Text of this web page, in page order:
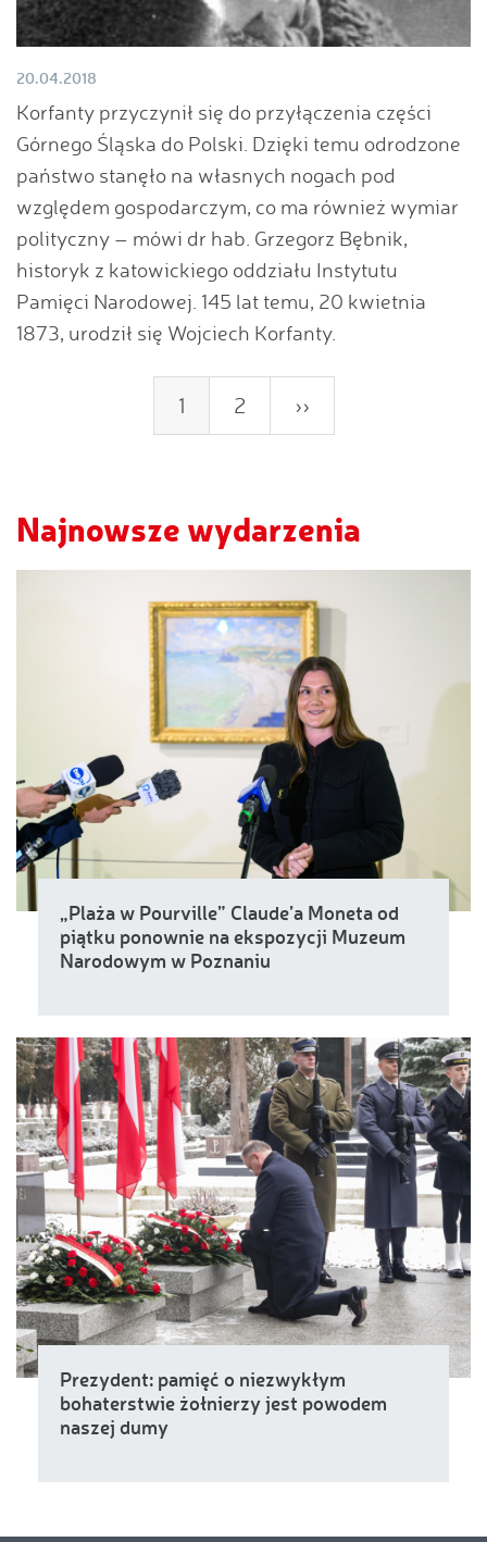
20.04.2018
Korfanty przyczynił się do przyłączenia części
Górnego Śląska do Polski. Dzięki temu odrodzone
państwo stanęło na własnych nogach pod
względem gospodarczym, co ma również wymiar
polityczny – mówi dr hab. Grzegorz Bębnik,
historyk z katowickiego oddziału Instytutu
Pamięci Narodowej. 145 lat temu, 20 kwietnia
1873, urodził się Wojciech Korfanty.
Bieżąca
strona
1 Strona
2
Następna
strona
››
Najnowsze wydarzenia
„Plaża w Pourville” Claude’a Moneta od
piątku ponownie na ekspozycji Muzeum
Narodowym w Poznaniu
Prezydent: pamięć o niezwykłym
bohaterstwie żołnierzy jest powodem
naszej dumy